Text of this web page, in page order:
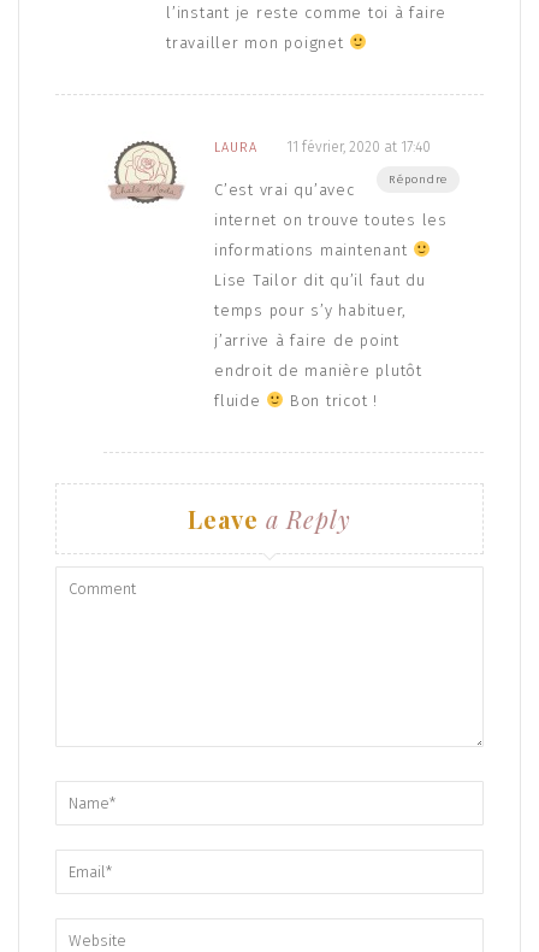
l’instant je reste comme toi à faire
travailler mon poignet
LAURA 11 février, 2020 at 17:40
Répondre
C’est vrai qu’avec
internet on trouve toutes les
informations maintenant
Lise Tailor dit qu’il faut du
temps pour s’y habituer,
j’arrive à faire de point
endroit de manière plutôt
fluide
Bon tricot !
Leave a Reply